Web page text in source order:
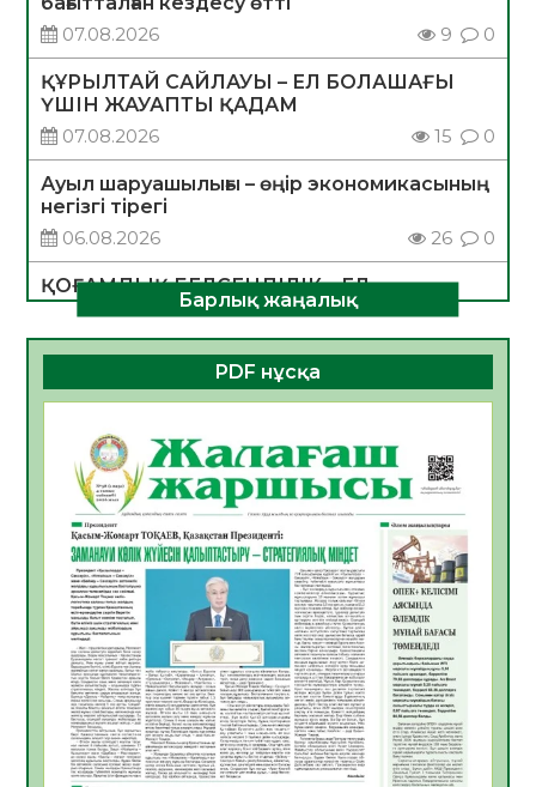
07.08.2026
9 0
ҚҰРЫЛТАЙ САЙЛАУЫ – ЕЛ БОЛАШАҒЫ
ҮШІН ЖАУАПТЫ ҚАДАМ
07.08.2026
15 0
Ауыл шаруашылығы – өңір экономикасының
негізгі тірегі
06.08.2026
26 0
ҚОҒАМДЫҚ БЕЛСЕНДІЛІК – ЕЛ
ДАМУЫНЫҢ НЕГІЗІ
06.08.2026
24 0
ҚҰРЫЛТАЙ САЙЛАУЫ – БОЛАШАҚҚА
БАСТАР ЖАУАПТЫ ТАҢДАУ
06.08.2026
Инфекциялық ауруларға қарсы иммундау
жұмыстарының тиімділігі
06.08.2026
28
Көкжөтел ауруы туралы
06.08.2026
25
АПВ вакцинасы туралы мәлімет
06.08.2026
26
Open Air: Қызылорда облысы полиция
департаменті 20 мыңнан астам
Барлық жаңалық
PDF нұсқа